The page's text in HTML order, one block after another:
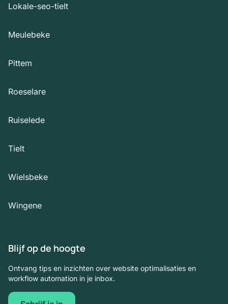
Lokale-seo-tielt
Meulebeke
Pittem
Roeselare
Ruiselede
Tielt
Wielsbeke
Wingene
Blijf op de hoogte
Ontvang tips en inzichten over website optimalisaties en
workflow automation in je inbox.